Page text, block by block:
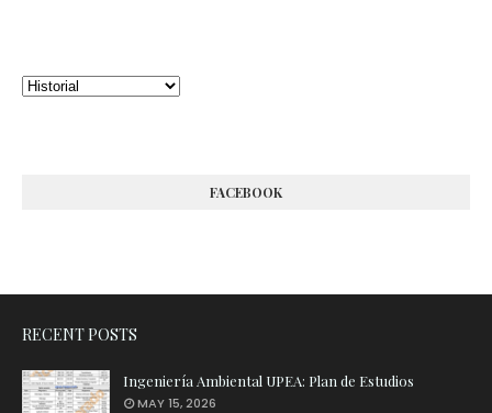
FACEBOOK
RECENT POSTS
Ingeniería Ambiental UPEA: Plan de Estudios
MAY 15, 2026